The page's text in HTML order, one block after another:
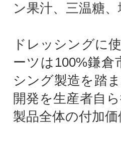
ン果汁、三温糖
ドレッシングに
ーツは100%鎌
シング製造を踏
開発を生産者自
製品全体の付加